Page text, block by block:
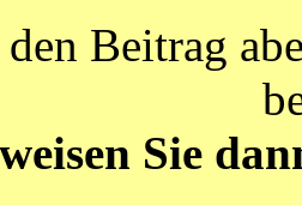
Beitrag
Sie